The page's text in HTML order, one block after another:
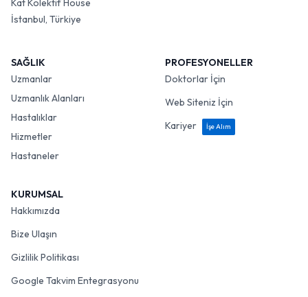
Kat Kolektif House
İstanbul, Türkiye
SAĞLIK
Uzmanlar
Uzmanlık Alanları
Hastalıklar
Hizmetler
Hastaneler
PROFESYONELLER
Doktorlar İçin
Web Siteniz İçin
Kariyer
İşe Alım
KURUMSAL
Hakkımızda
Bize Ulaşın
Gizlilik Politikası
Google Takvim Entegrasyonu